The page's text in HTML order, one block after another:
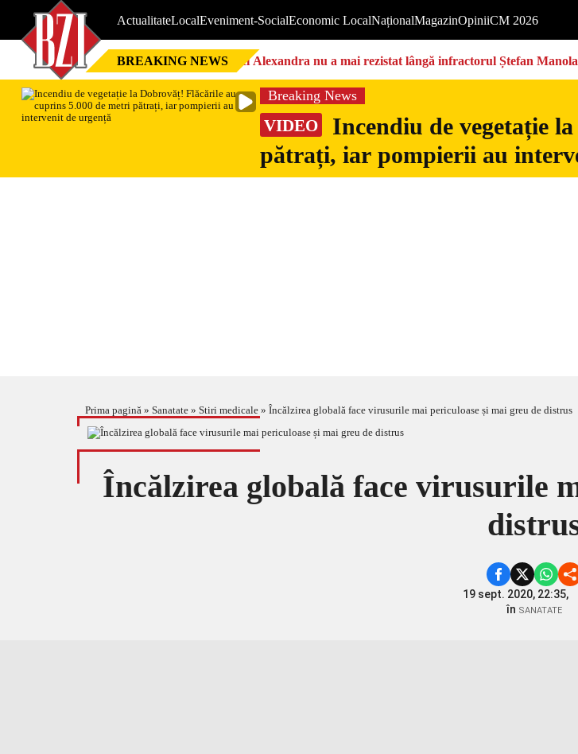
ActualitateLocalEveniment-SocialEconomic LocalNaționalMagazinOpiniiCM 2026
BREAKING NEWS Nici Alexandra nu a mai rezistat lângă infractorul Ștefan
Breaking News
VIDEO
Incendiu de vegetație
pătrați, iar pompierii au
Prima pagină » Sanatate » Stiri medicale » Încălzirea globală face virusurile mai periculoase și mai greu de distrus
Încălzirea globală face virusurile
19 sept. 2020, 22:35,
în SANATATE